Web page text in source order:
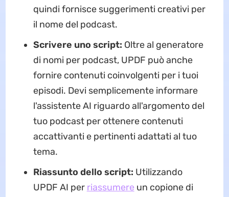
quindi fornisce suggerimenti creativi per
il nome del podcast.
Scrivere uno script: Oltre al generatore
di nomi per podcast, UPDF può anche
fornire contenuti coinvolgenti per i tuoi
episodi. Devi semplicemente informare
l'assistente AI riguardo all'argomento del
tuo podcast per ottenere contenuti
accattivanti e pertinenti adattati al tuo
tema.
Riassunto dello script: Utilizzando
UPDF AI per riassumere un copione di